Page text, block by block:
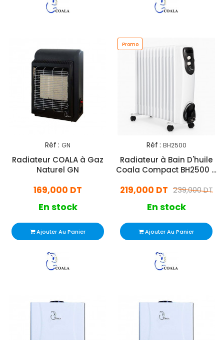
Réf : GN
Radiateur COALA à Gaz
Naturel GN
169,000 DT
En stock
Ajouter Au Panier
Promo
Réf : BH2500
Radiateur à Bain D'huile
Coala Compact BH2500 11
239,000 DT
219,000 DT
En stock
Ajouter Au Panier